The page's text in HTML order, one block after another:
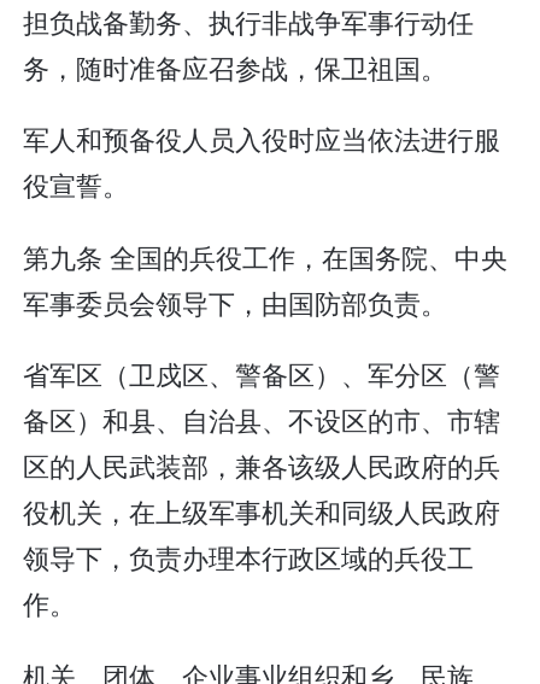
担负战备勤务、执行非战争军事行动任
务，随时准备应召参战，保卫祖国。
军人和预备役人员入役时应当依法进行服
役宣誓。
第九条 全国的兵役工作，在国务院、中央
军事委员会领导下，由国防部负责。
省军区（卫戍区、警备区）、军分区（警
备区）和县、自治县、不设区的市、市辖
区的人民武装部，兼各该级人民政府的兵
役机关，在上级军事机关和同级人民政府
领导下，负责办理本行政区域的兵役工
作。
机关、团体、企业事业组织和乡、民族